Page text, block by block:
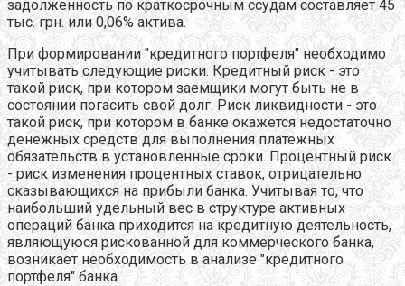
задолженность по краткосрочным ссудам составляет 45
тыс. грн. или 0,06% актива.
При формировании "кредитного портфеля" необходимо
учитывать следующие риски. Кредитный риск - это
такой риск, при котором заемщики могут быть не в
состоянии погасить свой долг. Риск ликвидности - это
такой риск, при котором в банке окажется недостаточно
денежных средств для выполнения платежных
обязательств в установленные сроки. Процентный риск
- риск изменения процентных ставок, отрицательно
сказывающихся на прибыли банка. Учитывая то, что
наибольший удельный вес в структуре активных
операций банка приходится на кредитную деятельность,
являющуюся рискованной для коммерческого банка,
возникает необходимость в анализе "кредитного
портфеля" банка.